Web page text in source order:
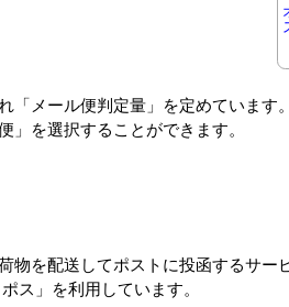
「メール便判定量」を定めています
を選択することができます。
物を配送してポストに投函するサー
ス」を利用しています。